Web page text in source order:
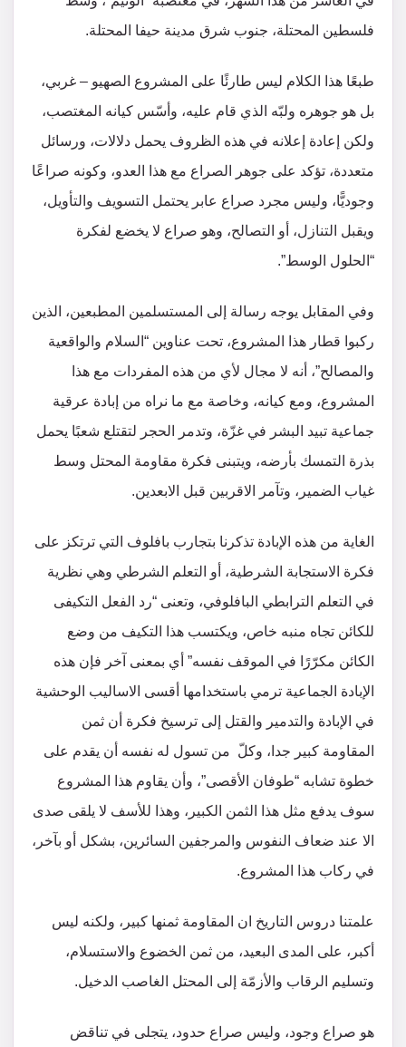
فلسطين المحتلة، جنوب شرق مدينة حيفا المحتلة.
طبعًا هذا الكلام ليس طارئًا على المشروع الصهيو – غربي،
بل هو جوهره ولبّه الذي قام عليه، وأسّس كيانه المغتصب،
ولكن إعادة إعلانه في هذه الظروف يحمل دلالات، ورسائل
متعددة، تؤكد على جوهر الصراع مع هذا العدو، وكونه صراعًا
وجوديًّا، وليس مجرد صراع عابر يحتمل التسويف والتأويل،
ويقبل التنازل، أو التصالح، وهو صراع لا يخضع لفكرة
“الحلول الوسط”.
وفي المقابل يوجه رسالة إلى المستسلمين المطبعين، الذين
ركبوا قطار هذا المشروع، تحت عناوين “السلام والواقعية
والمصالح”، أنه لا مجال لأي من هذه المفردات مع هذا
المشروع، ومع كيانه، وخاصة مع ما نراه من إبادة عرقية
جماعية تبيد البشر في غزّة، وتدمر الحجر لتقتلع شعبًا يحمل
بذرة التمسك بأرضه، ويتبنى فكرة مقاومة المحتل وسط
غياب الضمير، وتآمر الاقربين قبل الابعدين.
الغاية من هذه الإبادة تذكرنا بتجارب بافلوف التي ترتكز على
فكرة الاستجابة الشرطية، أو التعلم الشرطي وهي نظرية
في التعلم الترابطي البافلوفي، وتعنى “رد الفعل التكيفى
للكائن تجاه منبه خاص، ويكتسب هذا التكيف من وضع
الكائن مكرّرًا في الموقف نفسه” أي بمعنى آخر فإن هذه
الإبادة الجماعية ترمي باستخدامها أقسى الاساليب الوحشية
في الإبادة والتدمير والقتل إلى ترسيخ فكرة أن ثمن
المقاومة كبير جدا، وكلّ من تسول له نفسه أن يقدم على
خطوة تشابه “طوفان الأقصى”، وأن يقاوم هذا المشروع
سوف يدفع مثل هذا الثمن الكبير، وهذا للأسف لا يلقى صدى
الا عند ضعاف النفوس والمرجفين السائرين، بشكل أو بآخر،
في ركاب هذا المشروع.
علمتنا دروس التاريخ ان المقاومة ثمنها كبير، ولكنه ليس
أكبر، على المدى البعيد، من ثمن الخضوع والاستسلام،
وتسليم الرقاب والأزمّة إلى المحتل الغاصب الدخيل.
هو صراع وجود، وليس صراع حدود، يتجلى في تناقض